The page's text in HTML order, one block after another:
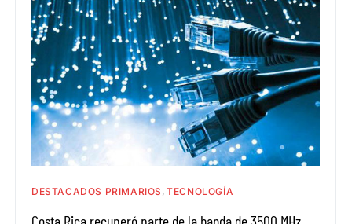
DESTACADOS PRIMARIOS TECNOLOGÍA